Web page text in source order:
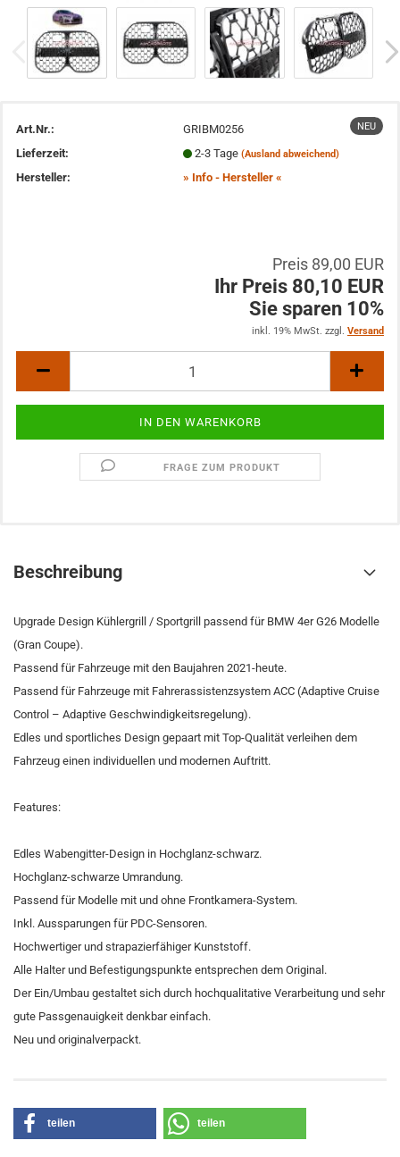
NEU
Art.Nr.:
GRIBM0256
Lieferzeit:
2-3 Tage (Ausland abweichend)
Hersteller: » Info - Hersteller «
Preis 89,00 EUR
Ihr Preis 80,10 EUR
Sie sparen 10%
inkl. 19% MwSt. zzgl. Versand
FRAGE ZUM PRODUKT
Beschreibung
Upgrade Design Kühlergrill / Sportgrill passend für BMW 4er G26 Modelle
(Gran Coupe).
Passend für Fahrzeuge mit den Baujahren 2021-heute.
Passend für Fahrzeuge mit Fahrerassistenzsystem ACC (Adaptive Cruise
Control – Adaptive Geschwindigkeitsregelung).
Edles und sportliches Design gepaart mit Top-Qualität verleihen dem
Fahrzeug einen individuellen und modernen Auftritt.
Features:
Edles Wabengitter-Design in Hochglanz-schwarz.
Hochglanz-schwarze Umrandung.
Passend für Modelle mit und ohne Frontkamera-System.
Inkl. Aussparungen für PDC-Sensoren.
Hochwertiger und strapazierfähiger Kunststoff.
Alle Halter und Befestigungspunkte entsprechen dem Original.
Der Ein/Umbau gestaltet sich durch hochqualitative Verarbeitung und sehr
gute Passgenauigkeit denkbar einfach.
Neu und originalverpackt.
teilen teilen